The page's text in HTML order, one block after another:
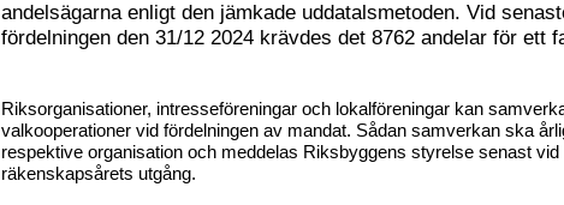
andelsägarna enligt den jämkade uddatalsmetoden. Vid
fördelningen den 31/12 2024 krävdes det 8762 andelar för ett
Riksorganisationer, intresseföreningar och lokalföreningar kan
valkooperationer vid fördelningen av mandat. Sådan samverkan ska
respektive organisation och meddelas Riksbyggens styrelse senast vid
räkenskapsårets utgång.